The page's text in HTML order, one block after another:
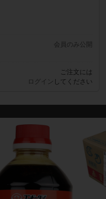
会員のみ公開
ご注文には
ログイン してください